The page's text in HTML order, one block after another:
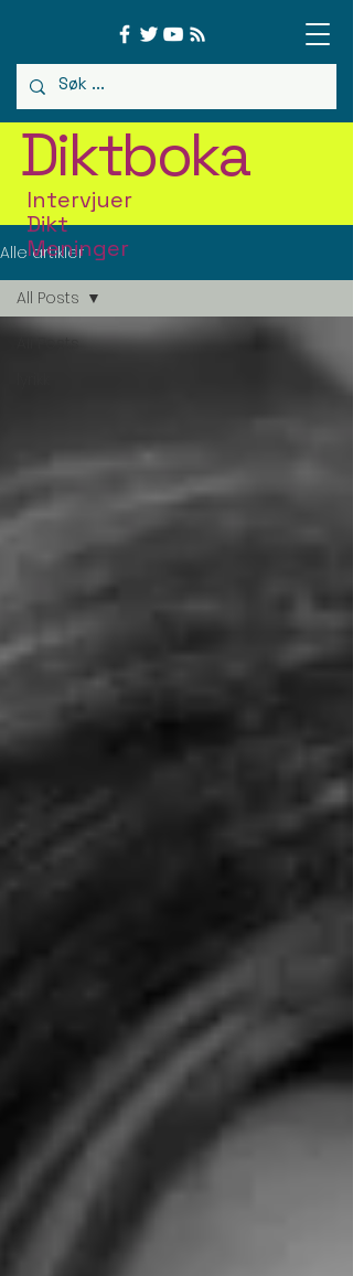
Diktboka
Intervjuer
Dikt
Meninger
Alle artikler
All Posts
All Posts